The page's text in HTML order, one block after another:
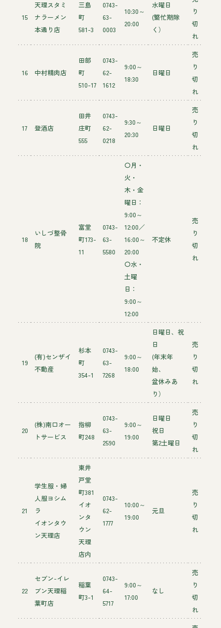
15
天理スタミ
ナラーメン
本通り店
三島
町
581-3
0743-
63-
0003
10:30～
20:00
水曜日
(繁忙期除
く）
り
切
れ
16 中村精肉店
田部
町
510-17
0743-
62-
1612
9:00～
18:30
日曜日
売
り
切
れ
17 登酒店
田井
庄町
555
0743-
62-
0218
9:30～
20:30
日曜日
売
り
切
れ
18
いしづ整骨
院
富堂
町173-
11
0743-
63-
5580
〇月・
火・
木・金
曜日：
9:00～
12:00／
16:00～
20:00
〇水・
土曜
日：
9:00～
12:00
不定休
売
り
切
れ
19
(有)センザイ
不動産
杉本
町
354-1
0743-
63-
7268
9:00～
18:00
日曜日、祝
日
(年末年
始、
盆休みあ
り）
売
り
切
れ
20
(株)南口オー
トサービス
指柳
町248
0743-
63-
2590
9:00～
19:00
日曜日
祝日
第2土曜日
売
り
切
れ
21
学生服・婦
人服ヨシム
ラ
イオンタウ
ン天理店
東井
戸堂
町381
イオ
ンタ
ウン
天理
店内
0743-
62-
1777
10:00～
19:00
元旦
売
り
切
れ
22
セブン-イレ
ブン天理稲
葉町店
稲葉
町3-1
0743-
64-
5717
9:00～
17:00
なし
売
り
切
れ